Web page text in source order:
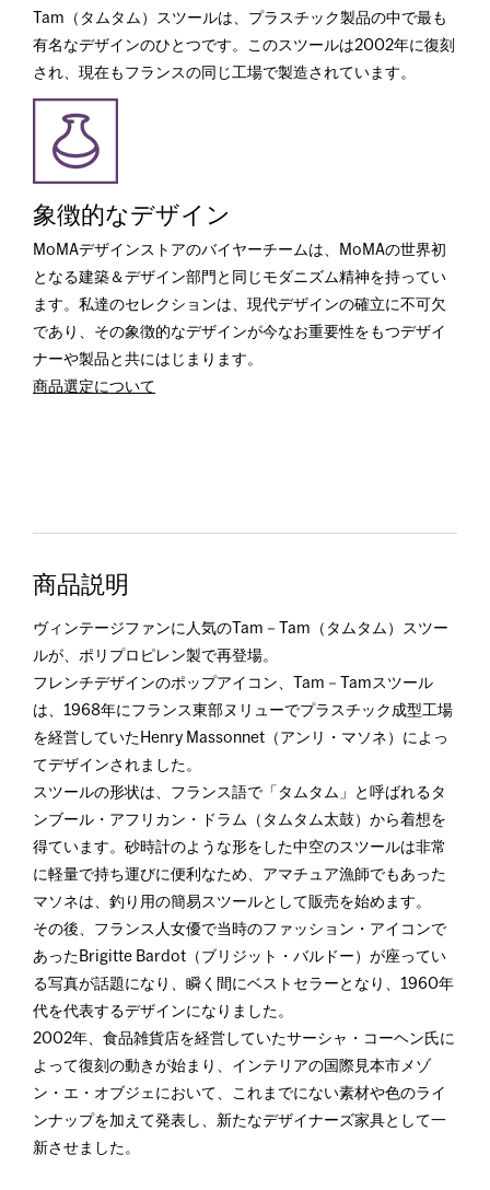
Tam（タムタム）スツールは、プラスチック製品の中で最も
有名なデザインのひとつです。このスツールは2002年に復刻
され、現在もフランスの同じ工場で製造されています。
象徴的なデザイン
MoMAデザインストアのバイヤーチームは、MoMAの世界初
となる建築＆デザイン部門と同じモダニズム精神を持ってい
ます。私達のセレクションは、現代デザインの確立に不可欠
であり、その象徴的なデザインが今なお重要性をもつデザイ
ナーや製品と共にはじまります。
商品選定について
商品説明
ヴィンテージファンに人気のTam－Tam（タムタム）スツー
ルが、ポリプロピレン製で再登場。
フレンチデザインのポップアイコン、Tam－Tamスツール
は、1968年にフランス東部ヌリューでプラスチック成型工場
を経営していたHenry Massonnet（アンリ・マソネ）によっ
てデザインされました。
スツールの形状は、フランス語で「タムタム」と呼ばれるタ
ンブール・アフリカン・ドラム（タムタム太鼓）から着想を
得ています。砂時計のような形をした中空のスツールは非常
に軽量で持ち運びに便利なため、アマチュア漁師でもあった
マソネは、釣り用の簡易スツールとして販売を始めます。
その後、フランス人女優で当時のファッション・アイコンで
あったBrigitte Bardot（ブリジット・バルドー）が座ってい
る写真が話題になり、瞬く間にベストセラーとなり、1960年
代を代表するデザインになりました。
2002年、食品雑貨店を経営していたサーシャ・コーヘン氏に
よって復刻の動きが始まり、インテリアの国際見本市メゾ
ン・エ・オブジェにおいて、これまでにない素材や色のライ
ンナップを加えて発表し、新たなデザイナーズ家具として一
新させました。